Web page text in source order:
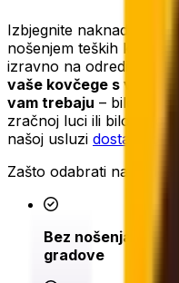
Izbjegnite naknade
nošenjem teških
izravno na odredište. Uz
vaše kovčege s vaše
vam trebaju – bilo da je
zračnoj luci ili bilo kojoj
našoj usluzi dostave
Zašto odabrati našu
Bez nošenja
gradove